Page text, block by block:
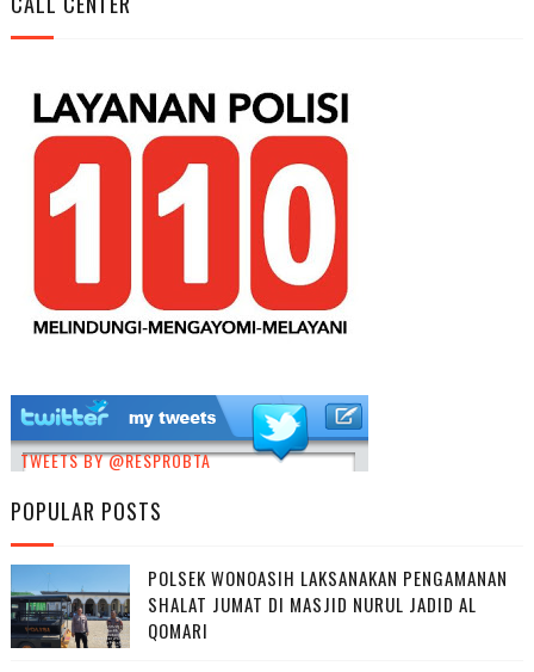
TWEETS BY @RESPROBTA
POPULAR POSTS
POLSEK WONOASIH LAKSANAKAN PENGAMANAN
SHALAT JUMAT DI MASJID NURUL JADID AL
QOMARI